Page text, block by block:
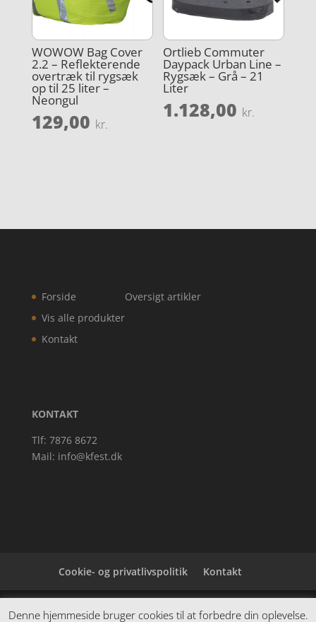
WOWOW Bag Cover
2.2 – Reflekterende
overtræk til rygsæk
op til 25 liter –
Neongul
129,00 kr.
Ortlieb Commuter
Daypack Urban Line –
Rygsæk – Grå – 21
Liter
1.128,00 kr.
Forside
Vis alle produkter
Kontakt
Oversigt artikler
KONTAKT
Tlf: 7876 8672
Mail: info@kfest.dk
Cookie- og privatlivspolitik Kontakt
Denne hjemmeside samler et bredt udvalg af
Denne hjemmeside bruger cookies til at forbedre din oplevelse.